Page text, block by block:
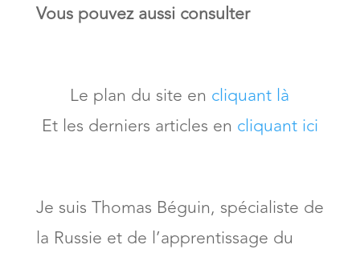
Vous pouvez aussi consulter
Le plan du site en cliquant là
Et les derniers articles en cliquant ici
Je suis Thomas Béguin, spécialiste de
la Russie et de l’apprentissage du